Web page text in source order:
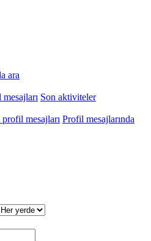
ara
Son aktiviteler
mesajları Profil mesajlarında